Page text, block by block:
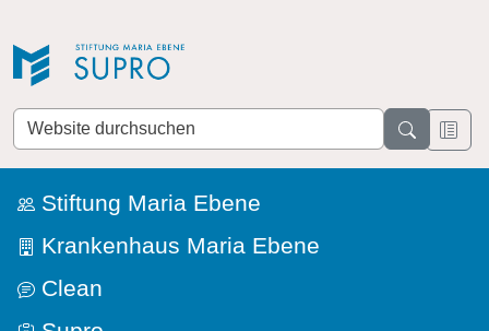
Website
durchsuchen
Stiftung Maria Ebene
Krankenhaus Maria Ebene
Clean